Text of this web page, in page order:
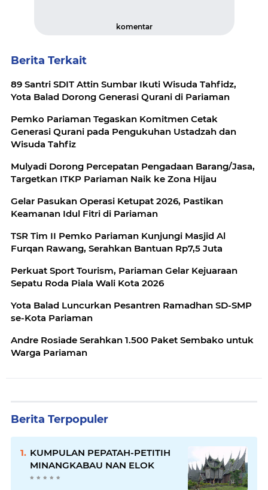
komentar
Berita Terkait
89 Santri SDIT Attin Sumbar Ikuti Wisuda Tahfidz,
Yota Balad Dorong Generasi Qurani di Pariaman
Pemko Pariaman Tegaskan Komitmen Cetak
Generasi Qurani pada Pengukuhan Ustadzah dan
Wisuda Tahfiz
Mulyadi Dorong Percepatan Pengadaan Barang/Jasa,
Targetkan ITKP Pariaman Naik ke Zona Hijau
Gelar Pasukan Operasi Ketupat 2026, Pastikan
Keamanan Idul Fitri di Pariaman
TSR Tim II Pemko Pariaman Kunjungi Masjid Al
Furqan Rawang, Serahkan Bantuan Rp7,5 Juta
Perkuat Sport Tourism, Pariaman Gelar Kejuaraan
Sepatu Roda Piala Wali Kota 2026
Yota Balad Luncurkan Pesantren Ramadhan SD-SMP
se-Kota Pariaman
Andre Rosiade Serahkan 1.500 Paket Sembako untuk
Warga Pariaman
Berita Terpopuler
KUMPULAN PEPATAH-PETITIH
MINANGKABAU NAN ELOK